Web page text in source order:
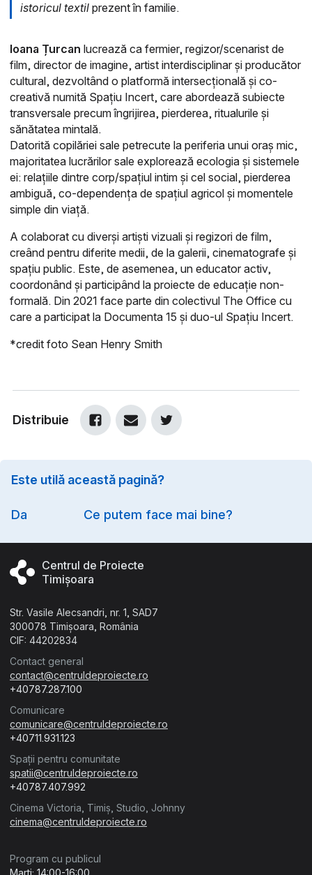
istoricul textil prezent în familie.
Ioana Țurcan lucrează ca fermier, regizor/scenarist de
film, director de imagine, artist interdisciplinar și producător
cultural, dezvoltând o platformă intersecțională și co-
creativă numită Spațiu Incert, care abordează subiecte
transversale precum îngrijirea, pierderea, ritualurile și
sănătatea mintală.
Datorită copilăriei sale petrecute la periferia unui oraș mic,
majoritatea lucrărilor sale explorează ecologia și sistemele
ei: relațiile dintre corp/spațiul intim și cel social, pierderea
ambiguă, co-dependența de spațiul agricol și momentele
simple din viață.
A colaborat cu diverși artiști vizuali și regizori de film,
creând pentru diferite medii, de la galerii, cinematografe și
spațiu public. Este, de asemenea, un educator activ,
coordonând și participând la proiecte de educație non-
formală. Din 2021 face parte din colectivul The Office cu
care a participat la Documenta 15 și duo-ul Spațiu Incert.
*credit foto Sean Henry Smith
Distribuie
Este utilă această pagină?
Option
Da Ce putem face mai bine?
Centrul de Proiecte
Timișoara
Str. Vasile Alecsandri, nr. 1, SAD7
300078 Timișoara, România
CIF: 44202834
Contact general
contact@centruldeproiecte.ro
+40787.287.100
Comunicare
comunicare@centruldeproiecte.ro
+40711.931.123
Spații pentru comunitate
spatii@centruldeproiecte.ro
+40787.407.992
Cinema Victoria, Timiș, Studio, Johnny
cinema@centruldeproiecte.ro
Program cu publicul